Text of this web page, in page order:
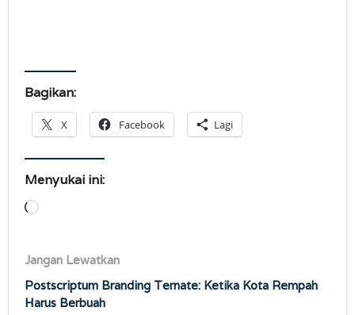
Bagikan:
X Facebook Lagi
Menyukai ini:
Memuat...
Jangan Lewatkan
Postscriptum Branding Ternate: Ketika Kota Rempah
Harus Berbuah